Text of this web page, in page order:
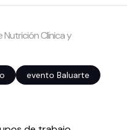
Nutrición Clínica y
evento Baluarte